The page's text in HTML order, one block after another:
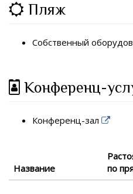
Пляж
Собственный
Конференц-
Конференц-зал
Название
по